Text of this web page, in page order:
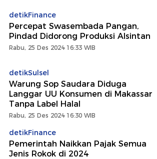
detikFinance
Percepat Swasembada Pangan,
Pindad Didorong Produksi Alsintan
Rabu, 25 Des 2024 16:33 WIB
detikSulsel
Warung Sop Saudara Diduga
Langgar UU Konsumen di Makassar
Tanpa Label Halal
Rabu, 25 Des 2024 16:30 WIB
detikFinance
Pemerintah Naikkan Pajak Semua
Jenis Rokok di 2024